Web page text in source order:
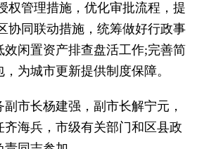
权管理措施，优化审批流程，提
协同联动措施，统筹做好行政事
效闲置资产排查盘活工作;完善简
为城市更新提供制度保障。
长杨建强，副市长解宁元，
海兵，市级有关部门和区县政